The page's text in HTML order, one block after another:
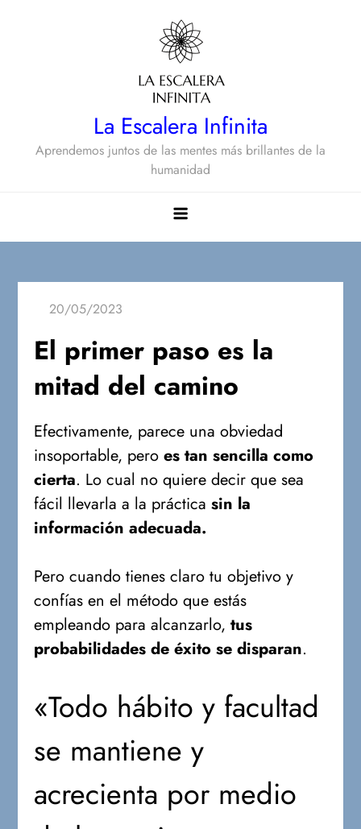
La Escalera Infinita
Aprendemos juntos de las mentes más brillantes de la
humanidad
El primer paso es la
mitad del camino
Efectivamente, parece una obviedad
insoportable, peroes tan sencilla como
cierta. Lo cual no quiere decir que sea
fácil llevarla a la prácticasin la
información adecuada.
Pero cuando tienes claro tu objetivo y
confías en el método que estás
empleando para alcanzarlo,tus
probabilidades de éxito se disparan.
«Todo hábito y facultad
se mantiene y
acrecienta por medio